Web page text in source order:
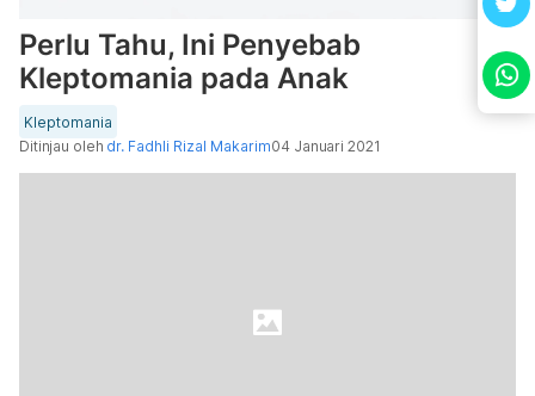
Perlu Tahu, Ini Penyebab
Kleptomania pada Anak
Kleptomania
Ditinjau oleh dr. Fadhli Rizal Makarim04 Januari 2021